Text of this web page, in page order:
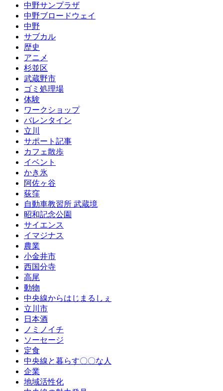
中野サンプラザ
中野ブロードウェイ
中野
サブカル
歴史
アニメ
杉並区
武蔵野市
ゴミ処理場
体験
ワークショップ
バレンタイン
立川
サポート記事
カフェ散歩
イベント
かき氷
阿佐ヶ谷
荻窪
自動車教習所 武蔵境
昭和記念公園
サイエンス
イマジナス
農業
小金井市
西国分寺
高尾
動物
中央線からはじまるしぇ
立川市
日本酒
ノミノイチ
ソーセージ
定食
中央線と暮らす〇〇な人
企業
地域活性化